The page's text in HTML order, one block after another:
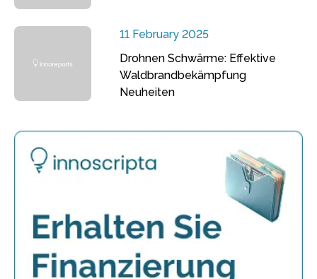
11 February 2025
Drohnen Schwärme: Effektive
Waldbrandbekämpfung
Neuheiten